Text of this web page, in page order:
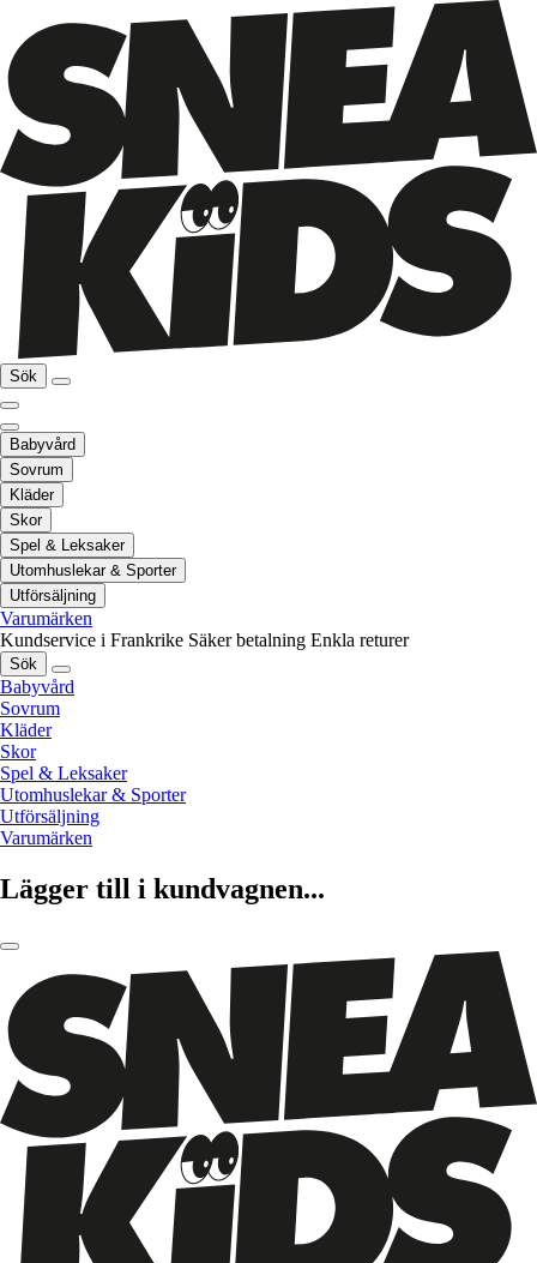
Sök
Babyvård
Sovrum
Kläder
Skor
Spel & Leksaker
Utomhuslekar & Sporter
Utförsäljning
Varumärken
Kundservice i Frankrike Säker betalning Enkla returer
Sök
Babyvård
Sovrum
Kläder
Skor
Spel & Leksaker
Utomhuslekar & Sporter
Utförsäljning
Varumärken
Lägger till i kundvagnen...